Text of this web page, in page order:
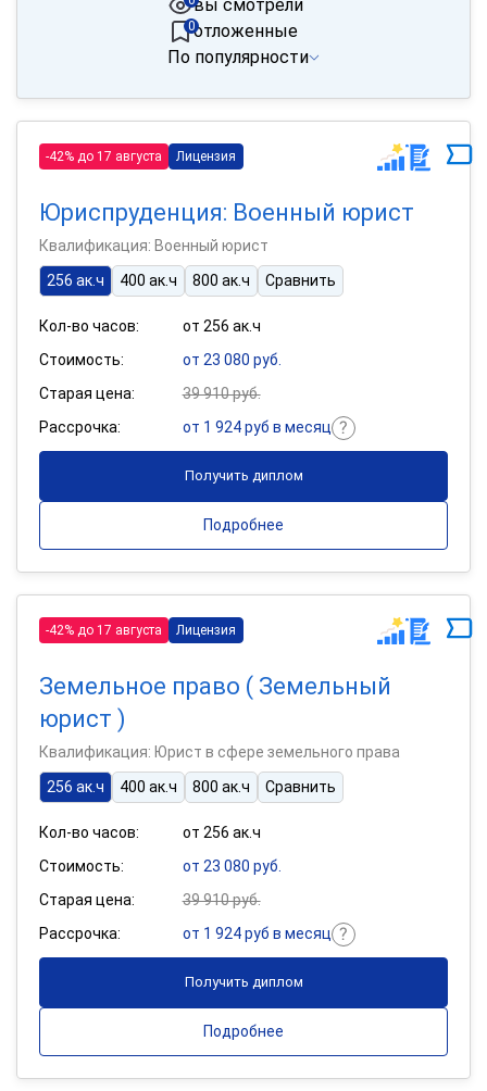
вы смотрели
отложенные
0
По популярности
-42% до 17 августа Лицензия
Юриспруденция: Военный юрист
Квалификация: Военный юрист
256 ак.ч
400 ак.ч 800 ак.ч Сравнить
Кол-во часов:
от 256 ак.ч
Стоимость:
от 23 080 руб.
Старая цена:
39 910 руб.
Рассрочка:
от 1 924 руб в месяц
Получить диплом
Подробнее
-42% до 17 августа Лицензия
Земельное право ( Земельный
юрист )
Квалификация: Юрист в сфере земельного права
256 ак.ч
400 ак.ч 800 ак.ч Сравнить
Кол-во часов:
от 256 ак.ч
Стоимость:
от 23 080 руб.
Старая цена:
39 910 руб.
Рассрочка:
от 1 924 руб в месяц
Получить диплом
Подробнее